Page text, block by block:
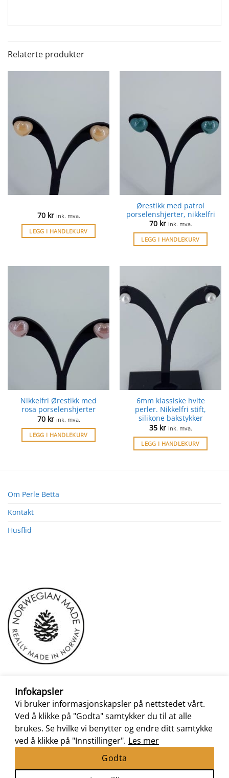
Infokapsler
Vi bruker informasjonskapsler på nettstedet vårt.
Ved å klikke på "Godta" samtykker du til at alle
brukes. Se hvilke vi benytter og endre ditt samtykke
ved å klikke på "Innstillinger". Les mer
Godta
Relaterte produkter
70 kr ink. mva.
LEGG I HANDLEKURV
Ørestikk med patrol
porselenshjerter, nikkelfri
70 kr ink. mva.
LEGG I HANDLEKURV
Nikkelfri Ørestikk med
rosa porselenshjerter
70 kr ink. mva.
LEGG I HANDLEKURV
6mm klassiske hvite
perler. Nikkelfri stift,
silikone bakstykker
35 kr ink. mva.
LEGG I HANDLEKURV
Om Perle Betta
Kontakt
Husflid